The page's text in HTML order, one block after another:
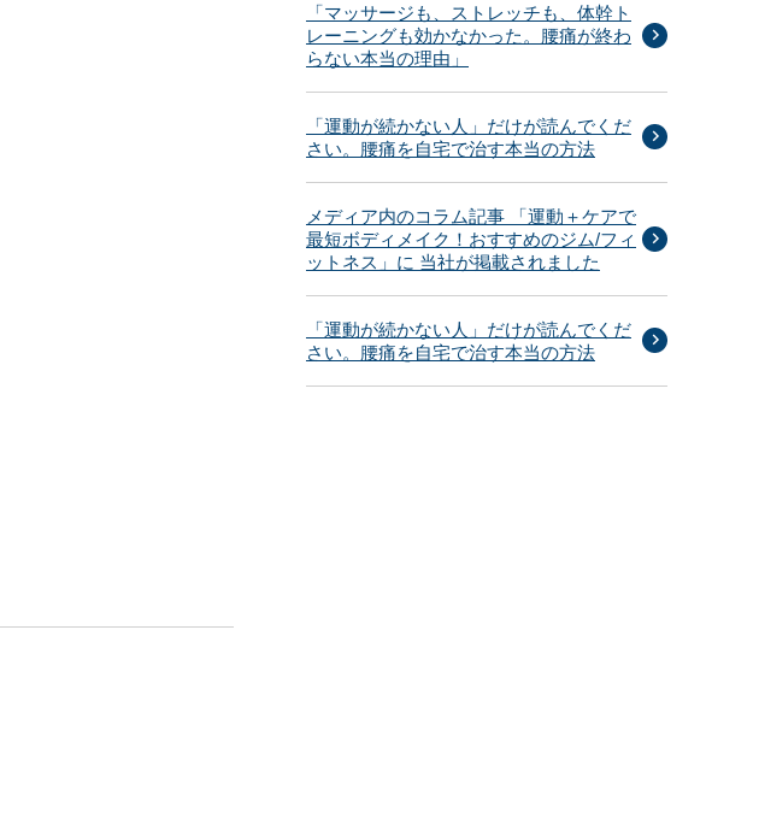
「マッサージも、ストレッチも、体幹ト
レーニングも効かなかった。腰痛が終わ
らない本当の理由」
「運動が続かない人」だけが読んでくだ
さい。腰痛を自宅で治す本当の方法
メディア内のコラム記事 「運動＋ケアで
最短ボディメイク！おすすめのジム/フィ
ットネス」に 当社が掲載されました
「運動が続かない人」だけが読んでくだ
さい。腰痛を自宅で治す本当の方法